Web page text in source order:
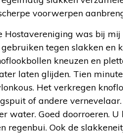
voorwerpen
Hostavereniging was bij
tegen slakken en
kneuzen en
laten glijden. Tien
Het verkregen
of andere
water. Goed doorroeren.
regenbui. Ook de